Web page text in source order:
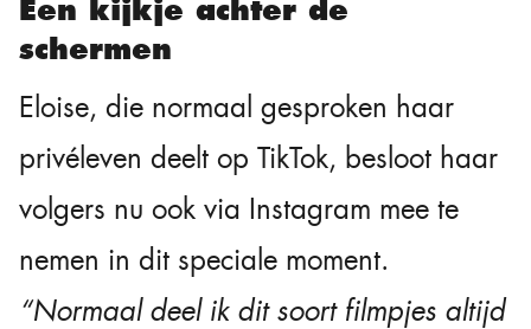
Een kijkje achter de
schermen
Eloise, die normaal gesproken haar
privéleven deelt op TikTok, besloot haar
volgers nu ook via Instagram mee te
nemen in dit speciale moment.
“Normaal deel ik dit soort filmpjes altijd